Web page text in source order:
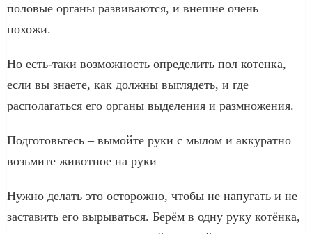
половые органы развиваются, и внешне очень
похожи.
Но есть-таки возможность определить пол котенка,
если вы знаете, как должны выглядеть, и где
располагаться его органы выделения и размножения.
Подготовьтесь – вымойте руки с мылом и аккуратно
возьмите животное на руки
Нужно делать это осторожно, чтобы не напугать и не
заставить его вырываться. Берём в одну руку котёнка,